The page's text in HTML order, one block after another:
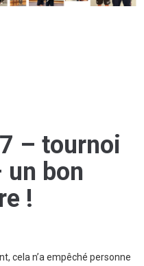
– tournoi
bon
!
cela n’a empêché personne